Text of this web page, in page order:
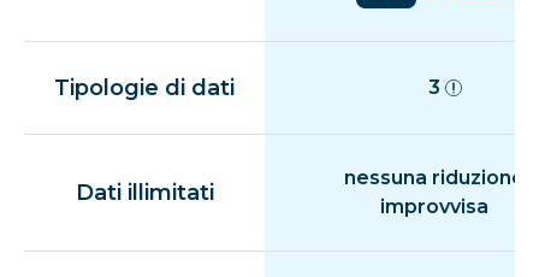
Tipologie di dati 3
Dati illimitati
nessuna riduzione
improvvisa